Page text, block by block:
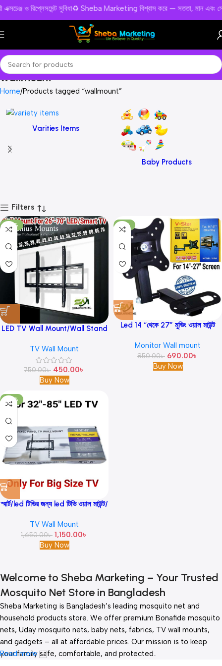
wallmount
Home Products tagged “wallmount”
Varities Items
Baby Products
Filters
-40%
LED TV Wall Mount/Wall Stand
TV Wall Mount
750.00৳ 450.00৳
Buy Now
-19%
Led 14 “থেকে 27” মুভিং ওয়াল মাউন্ট
Monitor Wall mount
850.00৳ 690.00৳
Buy Now
-30%
স্মার্ট/led টিভির জন্য led টিভি ওয়াল মাউন্ট/
TV Wall Mount
1,650.00৳ 1,150.00৳
Buy Now
Welcome to Sheba Marketing – Your Trusted
Mosquito Net Store in Bangladesh
Sheba Marketing is Bangladesh’s leading mosquito net and
household products store. We offer premium Bonafide mosquito
nets, Uday mosquito nets, baby nets, fabrics, TV wall mounts,
and gadgets – all at affordable prices. Our mission is to keep
your family safe, comfortable, and protected..
Read more
এক্সচেঞ্জ ও রিপ্লেসমেন্ট সুবিধা♻️ Sheba Marketing বিশ্বাস করে — সততা,